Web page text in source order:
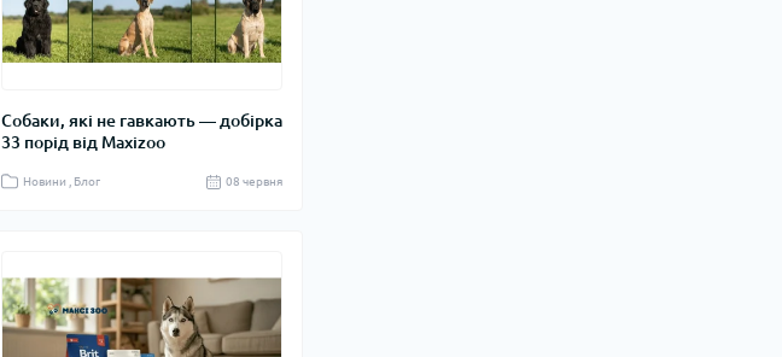
Собаки, які не гавкають — добірка
33 порід від Maxizoo
Новини , Блог 08 червня